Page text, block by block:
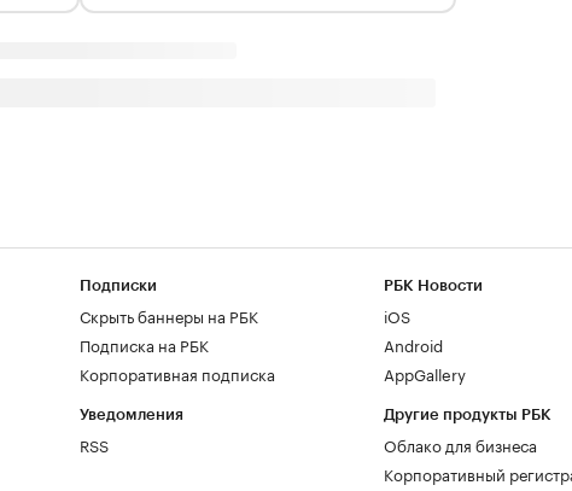
Подписки
Скрыть баннеры на РБК
Подписка на РБК
Корпоративная подписка
Уведомления
RSS
РБК Новости
iOS
Android
AppGallery
Другие продукты РБК
Облако для бизнеса
Корпоративный